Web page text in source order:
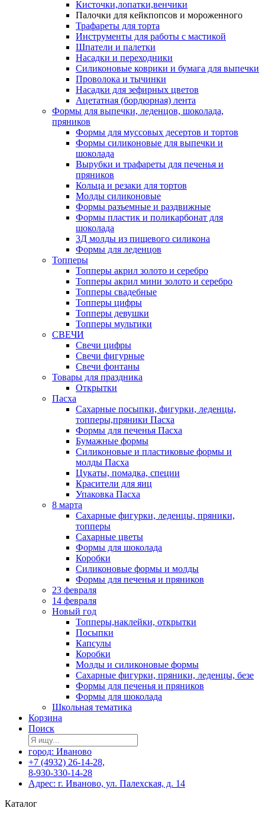
Кисточки,лопатки,венчики
Палочки для кейкпопсов и мороженного
Трафареты для торта
Инструменты для работы с мастикой
Шпатели и палетки
Насадки и переходники
Силиконовые коврики и бумага для выпечки
Проволока и тычинки
Насадки для зефирных цветов
Ацетатная (бордюрная) лента
Формы для выпечки, леденцов, шоколада,
пряников
Формы для муссовых десертов и тортов
Формы силиконовые для выпечки и
шоколада
Вырубки и трафареты для печенья и
пряников
Кольца и резаки для тортов
Молды силиконовые
Формы разъемные и раздвижные
Формы пластик и поликарбонат для
шоколада
3Д молды из пищевого силикона
Формы для леденцов
Топперы
Топперы акрил золото и серебро
Топперы акрил мини золото и серебро
Топперы свадебные
Топперы цифры
Топперы девушки
Топперы мультики
СВЕЧИ
Свечи цифры
Свечи фигурные
Свечи фонтаны
Товары для праздника
Открытки
Пасха
Сахарные посыпки, фигурки, леденцы,
топперы,пряники Пасха
Формы для печенья Пасха
Бумажные формы
Силиконовые и пластиковые формы и
молды Пасха
Цукаты, помадка, специи
Красители для яиц
Упаковка Пасха
8 марта
Сахарные фигурки, леденцы, пряники,
топперы
Сахарные цветы
Формы для шоколада
Коробки
Силиконовые формы и молды
Формы для печенья и пряников
23 февраля
14 февраля
Новый год
Топперы,наклейки, открытки
Посыпки
Капсулы
Коробки
Молды и силиконовые формы
Сахарные фигурки, пряники, леденцы, безе
Формы для печенья и пряников
Формы для шоколада
Школьная тематика
Корзина
Поиск
город: Иваново
+7 (4932) 26-14-28,
8-930-330-14-28
Адрес: г. Иваново, ул. Палехская, д. 14
Каталог